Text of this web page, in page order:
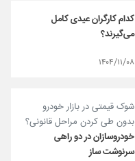
کدام کارگران عیدی کامل
می‌گیرند؟
۱۴۰۴/۱۱/۰۸
شوک قیمتی در بازار خودرو
بدون طی کردن مراحل قانونی؟
خودروسازان در دو راهی
سرنوشت ساز